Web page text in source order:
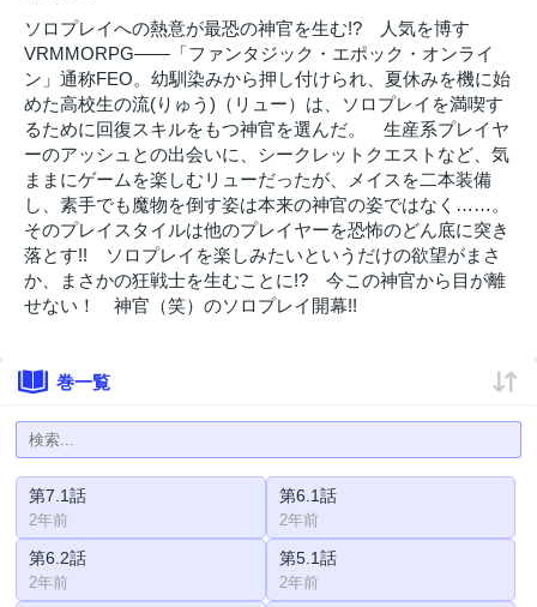
ソロプレイへの熱意が最恐の神官を生む!? 人気を博す
VRMMORPG――「ファンタジック・エポック・オンライ
ン」通称FEO。幼馴染みから押し付けられ、夏休みを機に始
めた高校生の流(りゅう)（リュー）は、ソロプレイを満喫す
るために回復スキルをもつ神官を選んだ。 生産系プレイヤ
ーのアッシュとの出会いに、シークレットクエストなど、気
ままにゲームを楽しむリューだったが、メイスを二本装備
し、素手でも魔物を倒す姿は本来の神官の姿ではなく……。
そのプレイスタイルは他のプレイヤーを恐怖のどん底に突き
落とす!! ソロプレイを楽しみたいというだけの欲望がまさ
か、まさかの狂戦士を生むことに!? 今この神官から目が離
せない！ 神官（笑）のソロプレイ開幕!!
巻一覧
第7.1話
2年前
第6.1話
2年前
第6.2話
2年前
第5.1話
2年前